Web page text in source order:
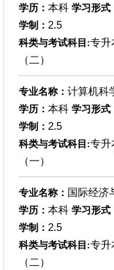
学历： 本科 学习形式
学制： 2.5
科类与考试科目:专升
（二）
专业名称： 计算机科
学历： 本科 学习形式
学制： 2.5
科类与考试科目:专升
（一）
专业名称： 国际经济
学历： 本科 学习形式
学制： 2.5
科类与考试科目:专升
（二）